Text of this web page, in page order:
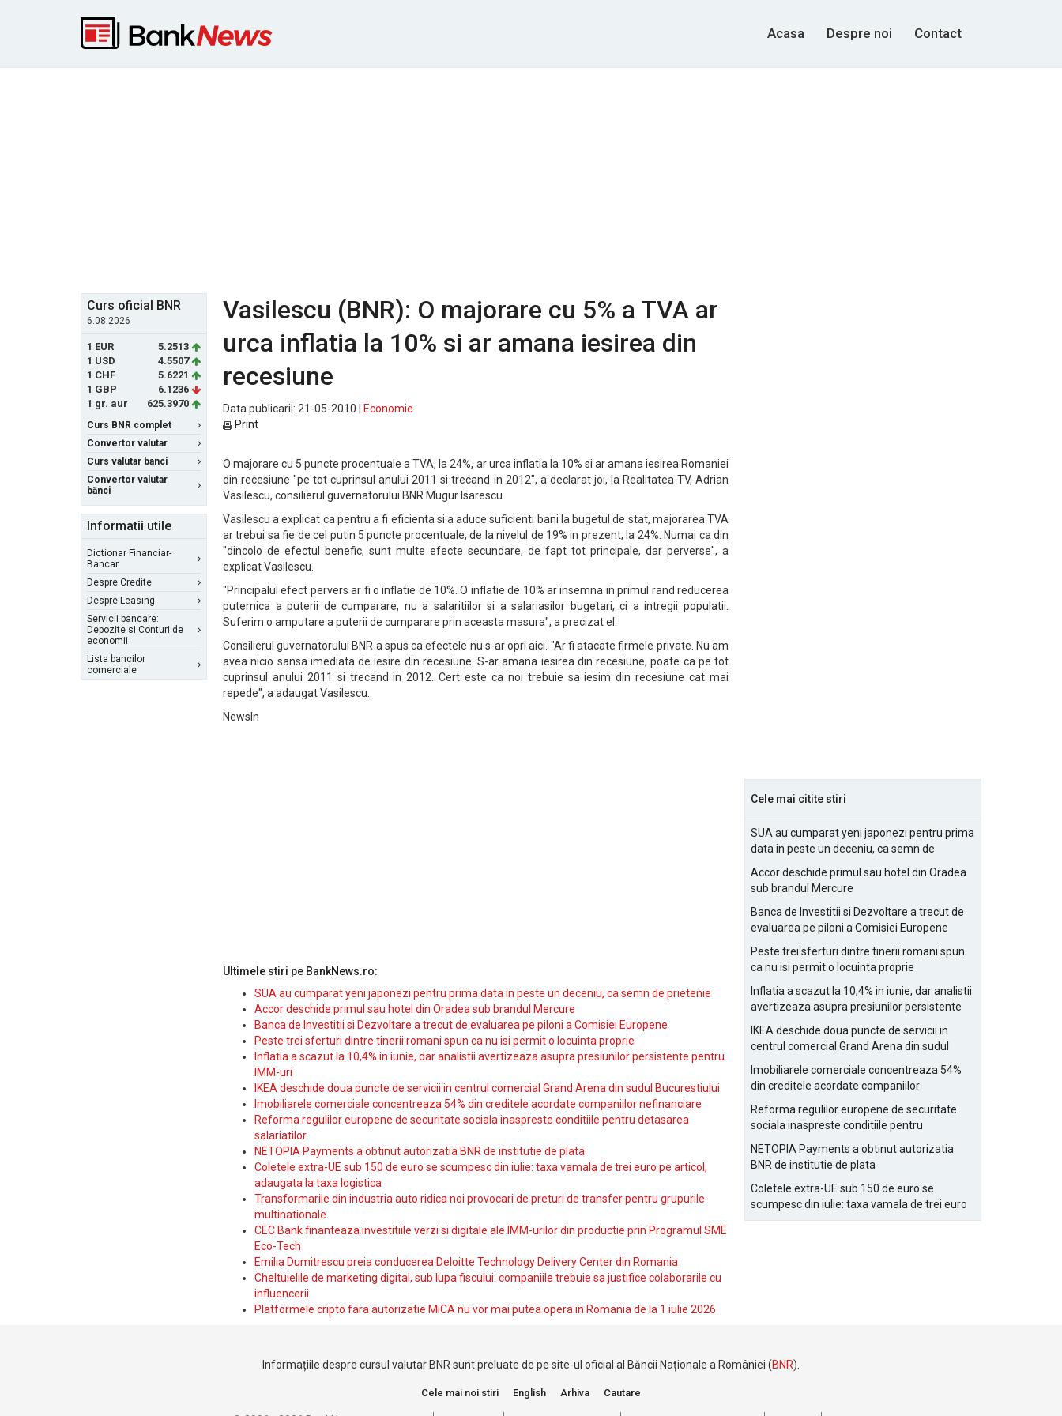
Acasa Despre noi Contact
Curs oficial BNR
6.08.2026
1 EUR
5.2513
1 USD
4.5507
1 CHF
5.6221
1 GBP
6.1236
1 gr. aur
625.3970
Curs BNR complet
Convertor valutar
Curs valutar banci
Convertor valutar
bănci
Informatii utile
Dictionar Financiar-
Bancar
Despre Credite
Despre Leasing
Servicii bancare:
Depozite si Conturi de
economii
Lista bancilor
comerciale
Vasilescu (BNR): O majorare cu 5% a TVA ar
urca inflatia la 10% si ar amana iesirea din
recesiune
Data publicarii: 21-05-2010 |
Economie
Print
O majorare cu 5 puncte procentuale a TVA, la 24%, ar urca inflatia la 10% si ar amana iesirea Romaniei
din recesiune "pe tot cuprinsul anului 2011 si trecand in 2012", a declarat joi, la Realitatea TV, Adrian
Vasilescu, consilierul guvernatorului BNR Mugur Isarescu.
Vasilescu a explicat ca pentru a fi eficienta si a aduce suficienti bani la bugetul de stat, majorarea TVA
ar trebui sa fie de cel putin 5 puncte procentuale, de la nivelul de 19% in prezent, la 24%. Numai ca din
"dincolo de efectul benefic, sunt multe efecte secundare, de fapt tot principale, dar perverse", a
explicat Vasilescu.
"Principalul efect pervers ar fi o inflatie de 10%. O inflatie de 10% ar insemna in primul rand reducerea
puternica a puterii de cumparare, nu a salaritiilor si a salariasilor bugetari, ci a intregii populatii.
Suferim o amputare a puterii de cumparare prin aceasta masura", a precizat el.
Consilierul guvernatorului BNR a spus ca efectele nu s-ar opri aici. "Ar fi atacate firmele private. Nu am
avea nicio sansa imediata de iesire din recesiune. S-ar amana iesirea din recesiune, poate ca pe tot
cuprinsul anului 2011 si trecand in 2012. Cert este ca noi trebuie sa iesim din recesiune cat mai
repede", a adaugat Vasilescu.
NewsIn
Ultimele stiri pe BankNews.ro:
SUA au cumparat yeni japonezi pentru prima data in peste un deceniu, ca semn de prietenie
Accor deschide primul sau hotel din Oradea sub brandul Mercure
Banca de Investitii si Dezvoltare a trecut de evaluarea pe piloni a Comisiei Europene
Peste trei sferturi dintre tinerii romani spun ca nu isi permit o locuinta proprie
Inflatia a scazut la 10,4% in iunie, dar analistii avertizeaza asupra presiunilor persistente pentru
IMM-uri
IKEA deschide doua puncte de servicii in centrul comercial Grand Arena din sudul Bucurestiului
Imobiliarele comerciale concentreaza 54% din creditele acordate companiilor nefinanciare
Reforma regulilor europene de securitate sociala inaspreste conditiile pentru detasarea
salariatilor
NETOPIA Payments a obtinut autorizatia BNR de institutie de plata
Coletele extra-UE sub 150 de euro se scumpesc din iulie: taxa vamala de trei euro pe articol,
adaugata la taxa logistica
Transformarile din industria auto ridica noi provocari de preturi de transfer pentru grupurile
multinationale
CEC Bank finanteaza investitiile verzi si digitale ale IMM-urilor din productie prin Programul SME
Eco-Tech
Emilia Dumitrescu preia conducerea Deloitte Technology Delivery Center din Romania
Cheltuielile de marketing digital, sub lupa fiscului: companiile trebuie sa justifice colaborarile cu
influencerii
Platformele cripto fara autorizatie MiCA nu vor mai putea opera in Romania de la 1 iulie 2026
Cele mai citite stiri
SUA au cumparat yeni japonezi pentru prima
data in peste un deceniu, ca semn de
Accor deschide primul sau hotel din Oradea
sub brandul Mercure
Banca de Investitii si Dezvoltare a trecut de
evaluarea pe piloni a Comisiei Europene
Peste trei sferturi dintre tinerii romani spun
ca nu isi permit o locuinta proprie
Inflatia a scazut la 10,4% in iunie, dar analistii
avertizeaza asupra presiunilor persistente
IKEA deschide doua puncte de servicii in
centrul comercial Grand Arena din sudul
Imobiliarele comerciale concentreaza 54%
din creditele acordate companiilor
Reforma regulilor europene de securitate
sociala inaspreste conditiile pentru
NETOPIA Payments a obtinut autorizatia
BNR de institutie de plata
Coletele extra-UE sub 150 de euro se
scumpesc din iulie: taxa vamala de trei euro
pe articol, adaugata la taxa logistica
Informațiile despre cursul valutar BNR sunt preluate de pe site-ul oficial al Băncii Naționale a României (BNR).
Cele mai noi stiri English Arhiva Cautare